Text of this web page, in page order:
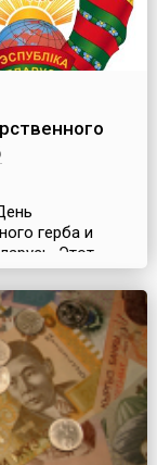
герба и
Этот
символам
в
Президента
Изначально он
Республики